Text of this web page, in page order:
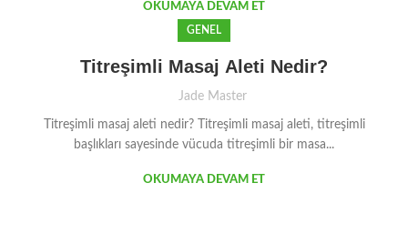
OKUMAYA DEVAM ET
GENEL
Titreşimli Masaj Aleti Nedir?
Jade Master
Titreşimli masaj aleti nedir? Titreşimli masaj aleti, titreşimli
başlıkları sayesinde vücuda titreşimli bir masa...
OKUMAYA DEVAM ET